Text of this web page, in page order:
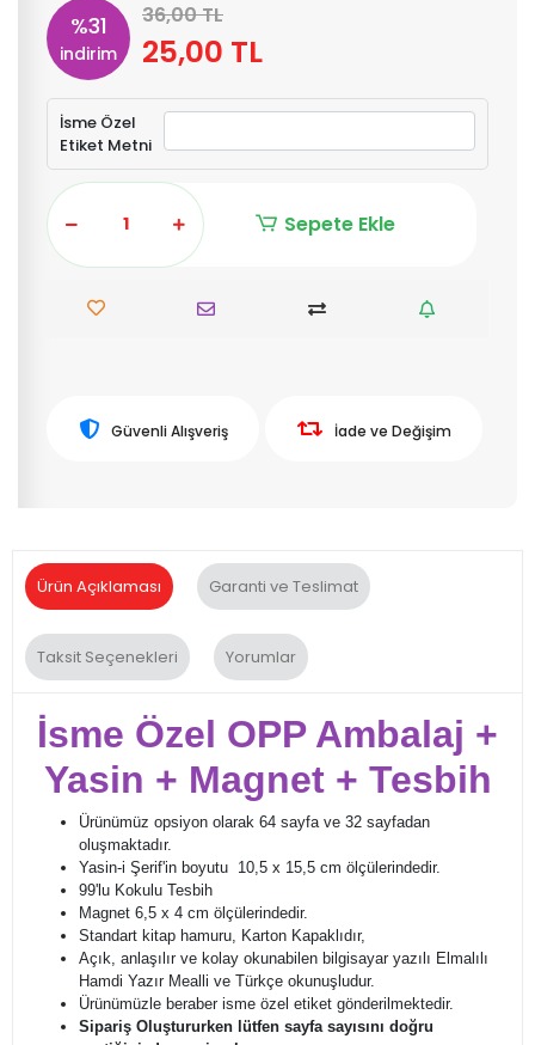
%31
indirim
36,00 TL
25,00 TL
İsme Özel
Etiket Metni
Sepete Ekle
Güvenli Alışveriş İade ve Değişim
Ürün Açıklaması Garanti ve Teslimat
Taksit Seçenekleri Yorumlar
İsme Özel OPP Ambalaj +
Yasin + Magnet + Tesbih
Ürünümüz opsiyon olarak 64 sayfa ve 32 sayfadan
oluşmaktadır.
Yasin-i Şerif'in boyutu 10,5 x 15,5 cm ölçülerindedir.
99'lu Kokulu Tesbih
Magnet 6,5 x 4 cm ölçülerindedir.
Standart kitap hamuru, Karton Kapaklıdır,
Açık, anlaşılır ve kolay okunabilen bilgisayar yazılı Elmalılı
Hamdi Yazır Mealli ve Türkçe okunuşludur.
Ürünümüzle beraber isme özel etiket gönderilmektedir.
Sipariş Oluştururken lütfen sayfa sayısını doğru